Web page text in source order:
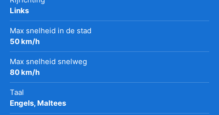
Links
Max snelheid in de stad
50 km/h
Max snelheid snelweg
80 km/h
Taal
Engels, Maltees